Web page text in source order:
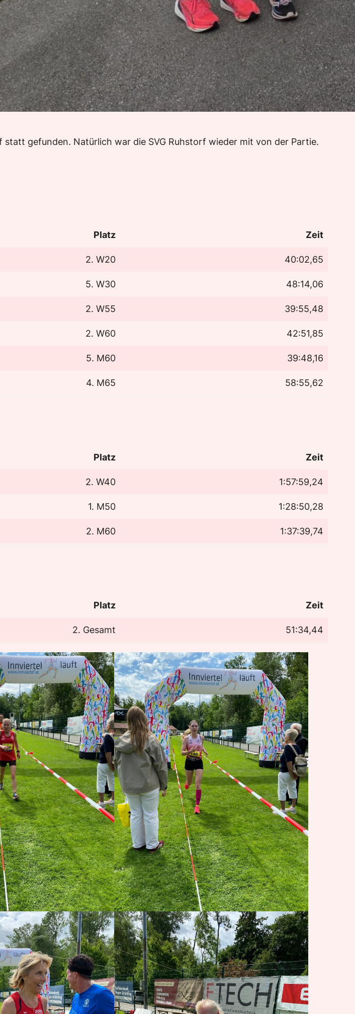
gefunden. Natürlich war die SVG Ruhstorf wieder mit von der Partie.
Platz Zeit
2. W20 40:02,65
5. W30 48:14,06
2. W55 39:55,48
2. W60 42:51,85
5. M60 39:48,16
4. M65 58:55,62
Platz Zeit
2. W40 1:57:59,24
1. M50 1:28:50,28
2. M60 1:37:39,74
Platz Zeit
2. Gesamt 51:34,44